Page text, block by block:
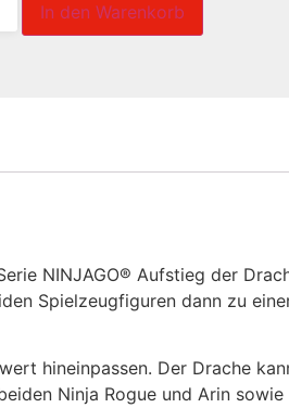
In den Warenkorb
NINJAGO® Aufstieg der
Spielzeugfiguren dann zu
hineinpassen. Der Drache
Ninja Rogue und Arin